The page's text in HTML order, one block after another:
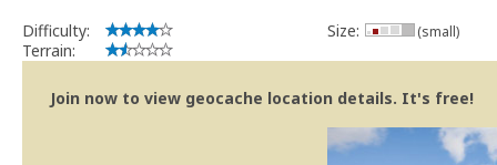
Difficulty:
Terrain:
Size: (small)
Join now to view geocache location details. It's free!